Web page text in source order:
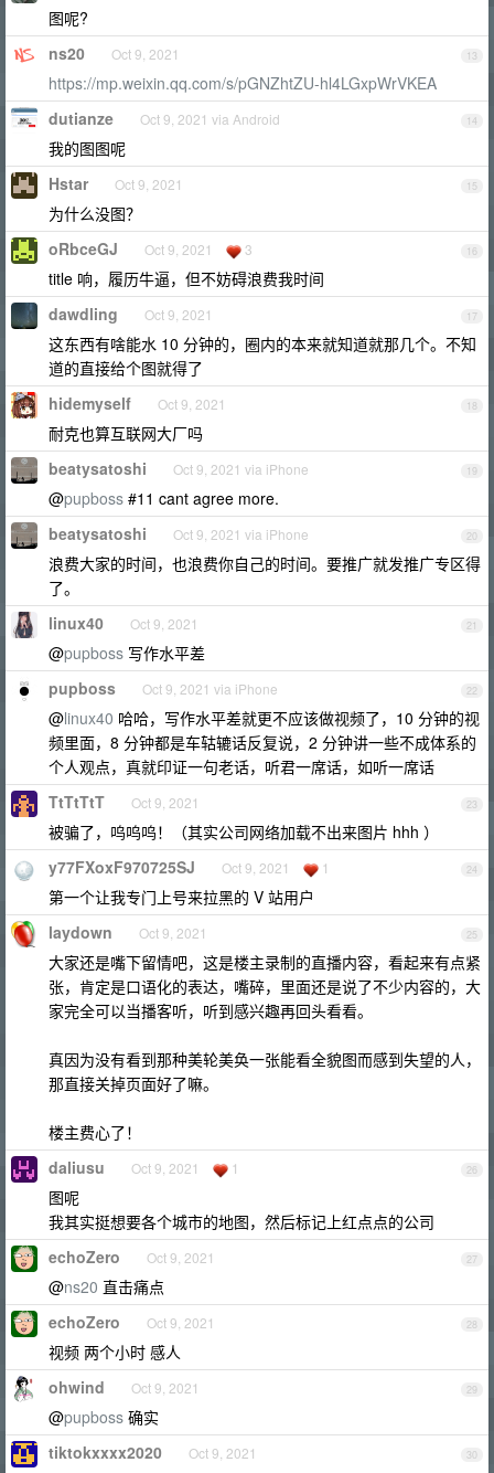
图呢?
13
ns20 Oct 9, 2021
https://mp.weixin.qq.com/s/pGNZhtZU-hl4LGxpWrVKEA
14
dutianze Oct 9, 2021 via Android
我的图图呢
15
Hstar Oct 9, 2021
为什么没图？
16
oRbceGJ Oct 9, 2021 3
title 响，履历牛逼，但不妨碍浪费我时间
17
dawdling Oct 9, 2021
这东西有啥能水 10 分钟的，圈内的本来就知道就那几个。不知
道的直接给个图就得了
18
hidemyself Oct 9, 2021
耐克也算互联网大厂吗
19
beatysatoshi Oct 9, 2021 via iPhone
@pupboss #11 cant agree more.
20
beatysatoshi Oct 9, 2021 via iPhone
浪费大家的时间，也浪费你自己的时间。要推广就发推广专区得
了。
21
linux40 Oct 9, 2021
@pupboss 写作水平差
22
pupboss Oct 9, 2021 via iPhone
@linux40 哈哈，写作水平差就更不应该做视频了，10 分钟的视
频里面，8 分钟都是车轱辘话反复说，2 分钟讲一些不成体系的
个人观点，真就印证一句老话，听君一席话，如听一席话
23
TtTtTtT Oct 9, 2021
被骗了，呜呜呜！（其实公司网络加载不出来图片 hhh ）
24
y77FXoxF970725SJ Oct 9, 2021 1
第一个让我专门上号来拉黑的 V 站用户
25
laydown Oct 9, 2021
大家还是嘴下留情吧，这是楼主录制的直播内容，看起来有点紧
张，肯定是口语化的表达，嘴碎，里面还是说了不少内容的，大
家完全可以当播客听，听到感兴趣再回头看看。
真因为没有看到那种美轮美奂一张能看全貌图而感到失望的人，
那直接关掉页面好了嘛。
楼主费心了！
26
daliusu Oct 9, 2021 1
图呢
我其实挺想要各个城市的地图，然后标记上红点点的公司
27
echoZero Oct 9, 2021
@ns20 直击痛点
28
echoZero Oct 9, 2021
视频 两个小时 感人
29
ohwind Oct 9, 2021
@pupboss 确实
30
tiktokxxxx2020 Oct 9, 2021